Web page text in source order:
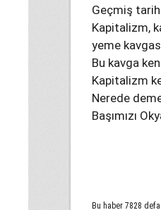
Geçmiş
Kapitalizm,
yeme
Bu kavga
Kapitalizm
Nerede
Başımızı
Bu haber 7828